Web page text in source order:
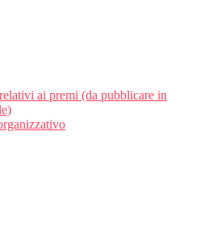
ai premi (da pubblicare in